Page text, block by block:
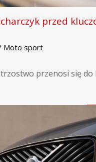
przed
Moto sport
przenosi się do